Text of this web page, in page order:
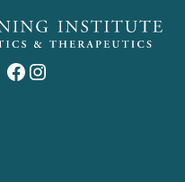
Facebook
Instagram